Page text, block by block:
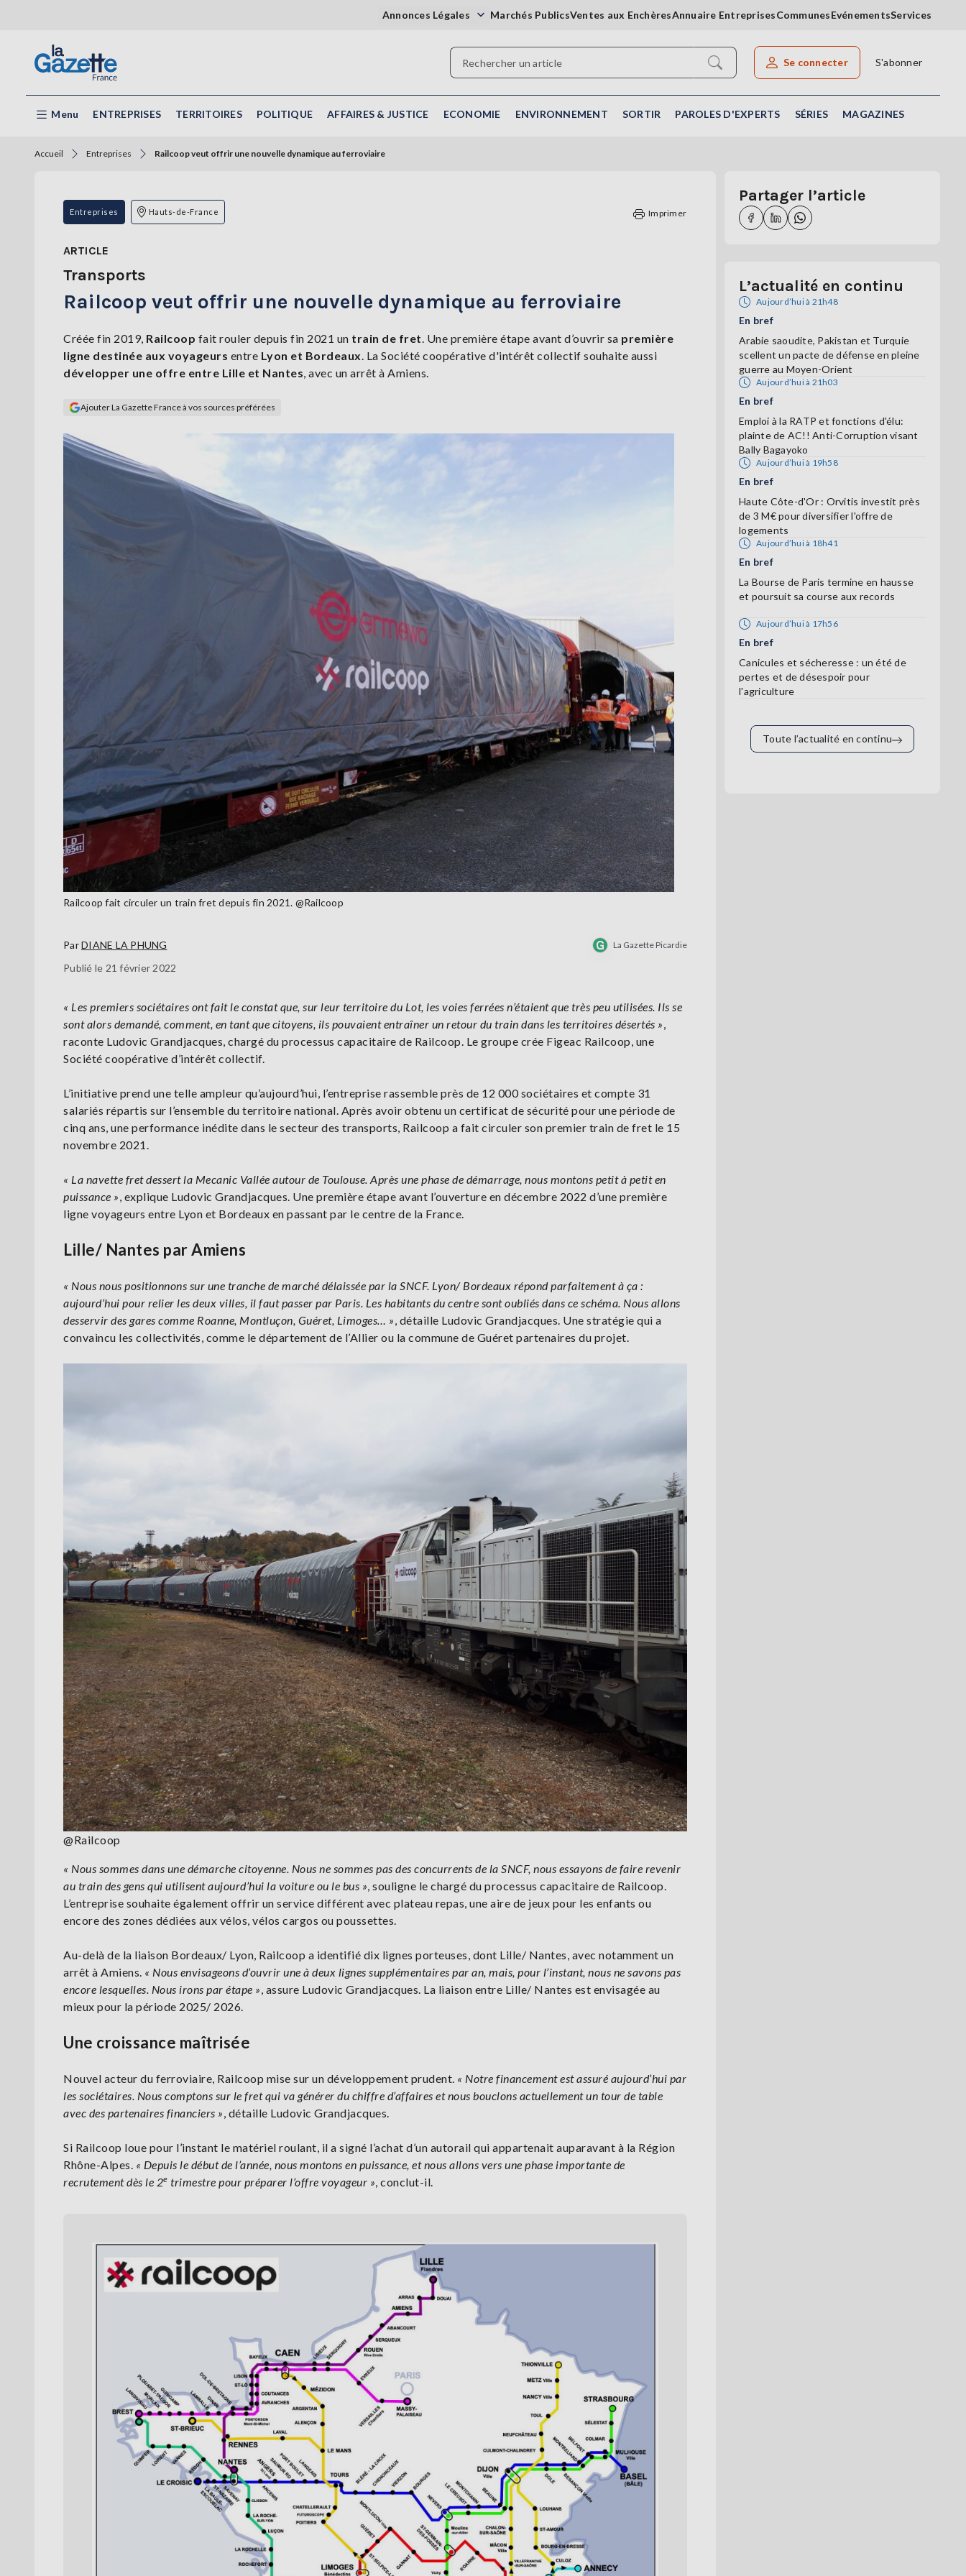
Annonces Légales Marchés PublicsVentes aux EnchèresAnnuaire EntreprisesCommunesEvénementsServices
Rechercher un article
Se connecter S'abonner
Menu ENTREPRISES TERRITOIRES POLITIQUE AFFAIRES & JUSTICE ECONOMIE ENVIRONNEMENT SORTIR PAROLES D'EXPERTS SÉRIES MAGAZINES
Accueil Entreprises Railcoop veut offrir une nouvelle dynamique au ferroviaire
Entreprises Hauts-de-France Imprimer
ARTICLE
Transports
Railcoop veut offrir une nouvelle dynamique au ferroviaire
Créée fin 2019, Railcoop fait rouler depuis fin 2021 un train de fret. Une première étape avant d’ouvrir sa première
ligne destinée aux voyageurs entre Lyon et Bordeaux. La Société coopérative d'intérêt collectif souhaite aussi
développer une offre entre Lille et Nantes, avec un arrêt à Amiens.
Ajouter La Gazette France à vos sources préférées
Railcoop fait circuler un train fret depuis fin 2021. @Railcoop
ParDIANE LA PHUNG La Gazette Picardie
Publié le 21 février 2022
« Les premiers sociétaires ont fait le constat que, sur leur territoire du Lot, les voies ferrées n’étaient que très peu utilisées. Ils se
sont alors demandé, comment, en tant que citoyens, ils pouvaient entraîner un retour du train dans les territoires désertés »,
raconte Ludovic Grandjacques, chargé du processus capacitaire de Railcoop. Le groupe crée Figeac Railcoop, une
Société coopérative d’intérêt collectif.
L’initiative prend une telle ampleur qu’aujourd’hui, l’entreprise rassemble près de 12 000 sociétaires et compte 31
salariés répartis sur l’ensemble du territoire national. Après avoir obtenu un certificat de sécurité pour une période de
cinq ans, une performance inédite dans le secteur des transports, Railcoop a fait circuler son premier train de fret le 15
novembre 2021.
« La navette fret dessert la Mecanic Vallée autour de Toulouse. Après une phase de démarrage, nous montons petit à petit en
puissance », explique Ludovic Grandjacques. Une première étape avant l’ouverture en décembre 2022 d’une première
ligne voyageurs entre Lyon et Bordeaux en passant par le centre de la France.
Lille/ Nantes par Amiens
« Nous nous positionnons sur une tranche de marché délaissée par la SNCF. Lyon/ Bordeaux répond parfaitement à ça :
aujourd’hui pour relier les deux villes, il faut passer par Paris. Les habitants du centre sont oubliés dans ce schéma. Nous allons
desservir des gares comme Roanne, Montluçon, Guéret, Limoges… », détaille Ludovic Grandjacques. Une stratégie qui a
convaincu les collectivités, comme le département de l’Allier ou la commune de Guéret partenaires du projet.
@Railcoop
« Nous sommes dans une démarche citoyenne. Nous ne sommes pas des concurrents de la SNCF, nous essayons de faire revenir
au train des gens qui utilisent aujourd’hui la voiture ou le bus », souligne le chargé du processus capacitaire de Railcoop.
L’entreprise souhaite également offrir un service différent avec plateau repas, une aire de jeux pour les enfants ou
encore des zones dédiées aux vélos, vélos cargos ou poussettes.
Au-delà de la liaison Bordeaux/ Lyon, Railcoop a identifié dix lignes porteuses, dont Lille/ Nantes, avec notamment un
arrêt à Amiens. « Nous envisageons d’ouvrir une à deux lignes supplémentaires par an, mais, pour l’instant, nous ne savons pas
encore lesquelles. Nous irons par étape », assure Ludovic Grandjacques. La liaison entre Lille/ Nantes est envisagée au
mieux pour la période 2025/ 2026.
Une croissance maîtrisée
Nouvel acteur du ferroviaire, Railcoop mise sur un développement prudent. « Notre financement est assuré aujourd’hui par
les sociétaires. Nous comptons sur le fret qui va générer du chiffre d’affaires et nous bouclons actuellement un tour de table
avec des partenaires financiers », détaille Ludovic Grandjacques.
Si Railcoop loue pour l’instant le matériel roulant, il a signé l’achat d’un autorail qui appartenait auparavant à la Région
Rhône-Alpes. « Depuis le début de l’année, nous montons en puissance, et nous allons vers une phase importante de
recrutement dès le 2e trimestre pour préparer l’offre voyageur », conclut-il.
Partager l’article
L’actualité en continu
Aujourd’hui à 21h48
En bref
Arabie saoudite, Pakistan et Turquie
scellent un pacte de défense en pleine
guerre au Moyen-Orient
Aujourd’hui à 21h03
En bref
Emploi à la RATP et fonctions d'élu:
plainte de AC!! Anti-Corruption visant
Bally Bagayoko
Aujourd’hui à 19h58
En bref
Haute Côte-d'Or : Orvitis investit près
de 3 M€ pour diversifier l'offre de
logements
Aujourd’hui à 18h41
En bref
La Bourse de Paris termine en hausse
et poursuit sa course aux records
Aujourd’hui à 17h56
En bref
Canicules et sécheresse : un été de
pertes et de désespoir pour
l'agriculture
Toute l’actualité en continu